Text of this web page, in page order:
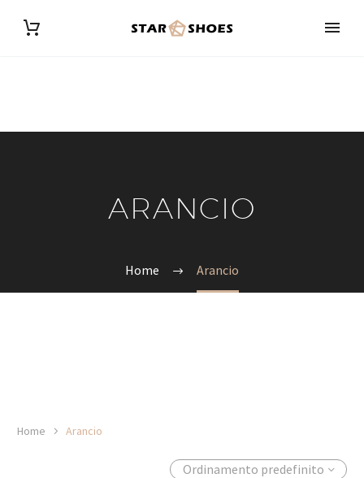
ARANCIO
Home Arancio
Home Arancio
Ordinamento predefinito